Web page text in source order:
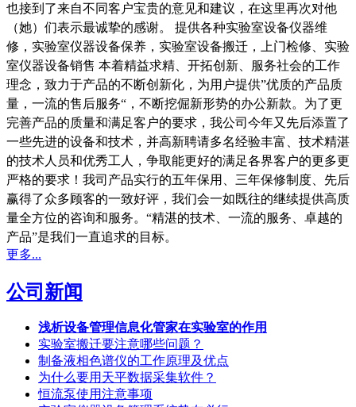
也接到了来自不同客户宝贵的意见和建议，在这里再次对他
（她）们表示最诚挚的感谢。 提供各种实验室设备仪器维
修，实验室仪器设备保养，实验室设备搬迁，上门检修、实验
室仪器设备销售 本着精益求精、开拓创新、服务社会的工作
理念，致力于产品的不断创新化，为用户提供”优质的产品质
量，一流的售后服务“，不断挖倔新形势的办公新款。为了更
完善产品的质量和满足客户的要求，我公司今年又先后添置了
一些先进的设备和技术，并高新聘请多名经验丰富、技术精湛
的技术人员和优秀工人，争取能更好的满足各界客户的更多更
严格的要求！我司产品实行的五年保用、三年保修制度、先后
赢得了众多顾客的一致好评，我们会一如既往的继续提供高质
量全方位的咨询和服务。“精湛的技术、一流的服务、卓越的
产品”是我们一直追求的目标。
更多...
公司新闻
浅析设备管理信息化管家在实验室的作用
实验室搬迁要注意哪些问题？
制备液相色谱仪的工作原理及优点
为什么要用天平数据采集软件？
恒流泵使用注意事项